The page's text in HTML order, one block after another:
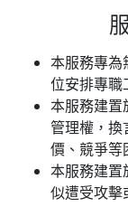
本服務專為
位安排專職
本服務建置
管理權，換
價、競爭等
本服務建置
似遭受攻擊